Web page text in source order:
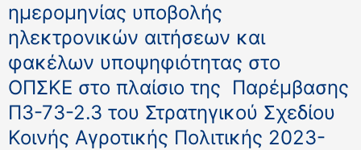
ημερομηνίας υποβολής
ηλεκτρονικών αιτήσεων και
φακέλων υποψηφιότητας στο
ΟΠΣΚΕ στο πλαίσιο της Παρέμβασης
Π3-73-2.3 του Στρατηγικού Σχεδίου
Κοινής Αγροτικής Πολιτικής 2023-